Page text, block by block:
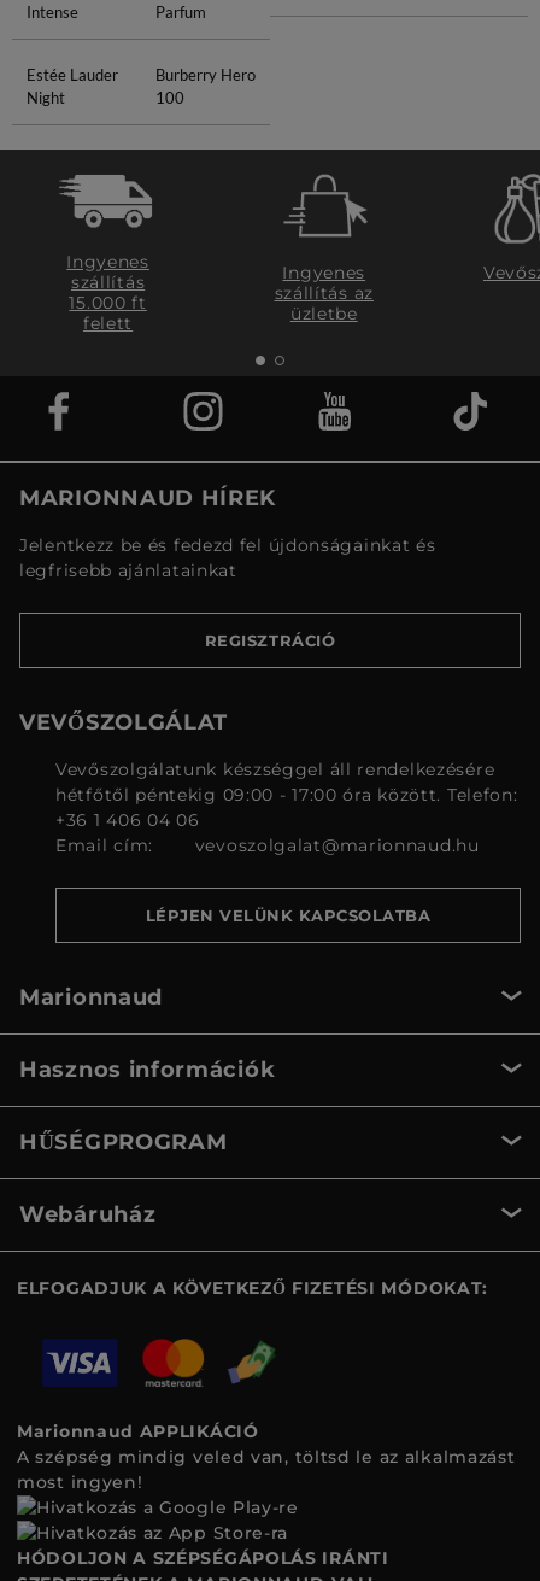
Intense
Parfum
Estée Lauder
Night
Burberry Hero
100
Ingyenes
szállítás
15.000 ft
felett
Ingyenes
szállítás az
üzletbe
MARIONNAUD HÍREK
Jelentkezz be és fedezd fel újdonságainkat és
legfrisebb ajánlatainkat
REGISZTRÁCIÓ
VEVŐSZOLGÁLAT
Vevőszolgálatunk készséggel áll rendelkezésére
hétfőtől péntekig 09:00 - 17:00 óra között. Telefon:
+36 1 406 04 06
Email cím:
vevoszolgalat@marionnaud.hu
LÉPJEN VELÜNK KAPCSOLATBA
Marionnaud
Hasznos információk
HŰSÉGPROGRAM
Webáruház
ELFOGADJUK A KÖVETKEZŐ FIZETÉSI MÓDOKAT:
Marionnaud APPLIKÁCIÓ
A szépség mindig veled van, töltsd le az alkalmazást
most ingyen!
HÓDOLJON A SZÉPSÉGÁPOLÁS IRÁNTI